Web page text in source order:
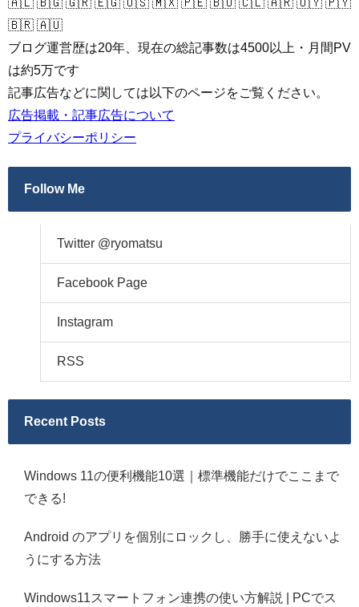
🇧🇷 🇦🇺
ブログ運営歴は20年、現在の総記事数は4500以上・月間PV
は約5万です
記事広告などに関しては以下のページをご覧ください。
広告掲載・記事広告について
プライバシーポリシー
Follow Me
Twitter @ryomatsu
Facebook Page
Instagram
RSS
Recent Posts
Windows 11の便利機能10選｜標準機能だけでここまで
できる!
Android のアプリを個別にロックし、勝手に使えないよ
うにする方法
Windows11スマートフォン連携の使い方解説 | PCでス